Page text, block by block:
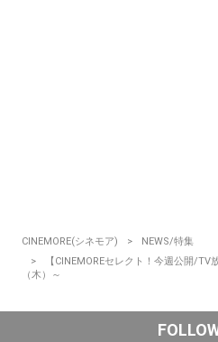
CINEMORE(シネモア)
NEWS/特集
【CINEMOREセレクト！今週公開/
（木）～